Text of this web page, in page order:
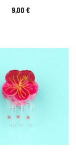
Prix
9,00 €